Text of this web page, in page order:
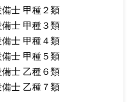
士 甲種２類
士 甲種３類
士 甲種４類
士 甲種５類
士 乙種６類
士 乙種７類